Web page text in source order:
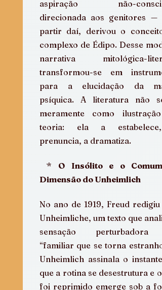
aspiração não-
direcionada aos genitores —
partir daí, derivou o conceito
complexo de Édipo. Desse
narrativa mitológica-
transformou-se em
para a elucidação da
psíquica. A literatura não
meramente como ilustração
teoria: ela a
prenuncia, a dramatiza.
* O Insólito e o
Dimensão do Unheimlich
No ano de 1919, Freud redigiu
Unheimliche, um texto que
sensação perturbadora
“familiar que se torna
Unheimlich assinala o instante
que a rotina se desestrutura e o
foi reprimido emerge sob a